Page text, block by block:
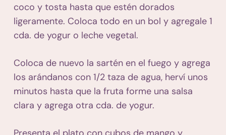
coco y tosta hasta que estén dorados
ligeramente. Coloca todo en un bol y agregale 1
cda. de yogur o leche vegetal.
Coloca de nuevo la sartén en el fuego y agrega
los arándanos con 1/2 taza de agua, herví unos
minutos hasta que la fruta forme una salsa
clara y agrega otra cda. de yogur.